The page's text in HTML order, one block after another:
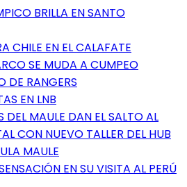
BRILLA EN SANTO
CHILE EN EL CALAFATE
SE MUDA A CUMPEO
DE RANGERS
EN LNB
DEL MAULE DAN EL SALTO AL
CON NUEVO TALLER DEL HUB
MAULE
EN SU VISITA AL PERÚ